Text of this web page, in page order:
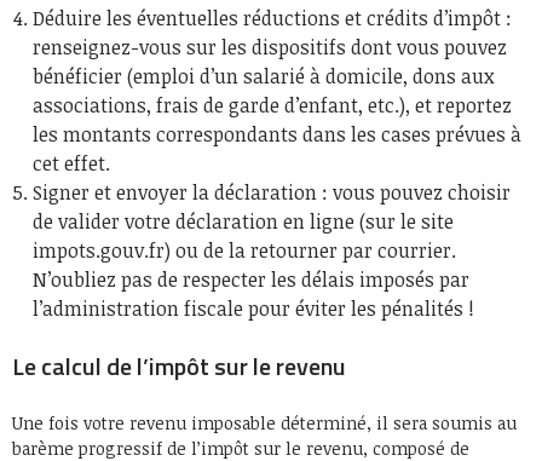
Déduire les éventuelles réductions et crédits d’impôt :
renseignez-vous sur les dispositifs dont vous pouvez
bénéficier (emploi d’un salarié à domicile, dons aux
associations, frais de garde d’enfant, etc.), et reportez
les montants correspondants dans les cases prévues à
cet effet.
Signer et envoyer la déclaration : vous pouvez choisir
de valider votre déclaration en ligne (sur le site
impots.gouv.fr) ou de la retourner par courrier.
N’oubliez pas de respecter les délais imposés par
l’administration fiscale pour éviter les pénalités !
Le calcul de l’impôt sur le revenu
Une fois votre revenu imposable déterminé, il sera soumis au
barème progressif de l’impôt sur le revenu, composé de